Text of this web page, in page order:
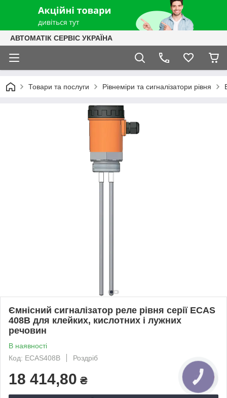
АВТОМАТІК СЕРВІС УКРАЇНА
Товари та послуги Рівнеміри та сигналізатори рівня
Ємнісний сигналізатор реле рівня серії ECAS
408B для клейких, кислотних і лужних
речовин
В наявності
Код: ECAS408B
Роздріб
18 414,80 ₴